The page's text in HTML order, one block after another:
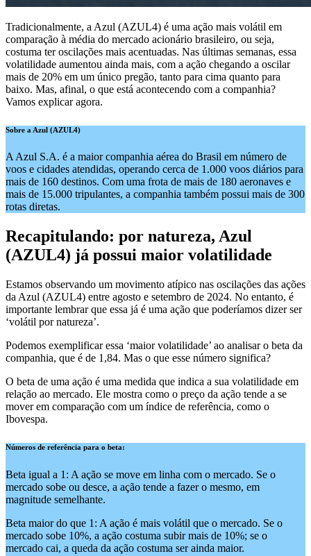
Tradicionalmente, a Azul (AZUL4) é uma ação mais volátil em
comparação à média do mercado acionário brasileiro, ou seja,
costuma ter oscilações mais acentuadas. Nas últimas semanas, essa
volatilidade aumentou ainda mais, com a ação chegando a oscilar
mais de 20% em um único pregão, tanto para cima quanto para
baixo. Mas, afinal, o que está acontecendo com a companhia?
Vamos explicar agora.
Sobre a Azul (AZUL4)
A Azul S.A. é a maior companhia aérea do Brasil em número de
voos e cidades atendidas, operando cerca de 1.000 voos diários para
mais de 160 destinos. Com uma frota de mais de 180 aeronaves e
mais de 15.000 tripulantes, a companhia também possui mais de 300
rotas diretas.
Recapitulando: por natureza, Azul
(AZUL4) já possui maior volatilidade
Estamos observando um movimento atípico nas oscilações das ações
da Azul (AZUL4) entre agosto e setembro de 2024. No entanto, é
importante lembrar que essa já é uma ação que poderíamos dizer ser
‘volátil por natureza’.
Podemos exemplificar essa ‘maior volatilidade’ ao analisar o beta da
companhia, que é de 1,84. Mas o que esse número significa?
O beta de uma ação é uma medida que indica a sua volatilidade em
relação ao mercado. Ele mostra como o preço da ação tende a se
mover em comparação com um índice de referência, como o
Ibovespa.
Números de referência para o beta:
Beta igual a 1: A ação se move em linha com o mercado. Se o
mercado sobe ou desce, a ação tende a fazer o mesmo, em
magnitude semelhante.
Beta maior do que 1: A ação é mais volátil que o mercado. Se o
mercado sobe 10%, a ação costuma subir mais de 10%; se o
mercado cai, a queda da ação costuma ser ainda maior.